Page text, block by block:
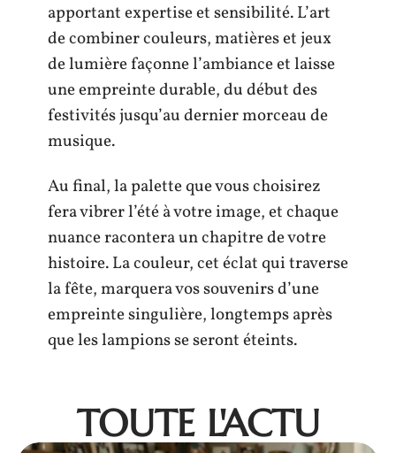
apportant expertise et sensibilité. L’art
de combiner couleurs, matières et jeux
de lumière façonne l’ambiance et laisse
une empreinte durable, du début des
festivités jusqu’au dernier morceau de
musique.
Au final, la palette que vous choisirez
fera vibrer l’été à votre image, et chaque
nuance racontera un chapitre de votre
histoire. La couleur, cet éclat qui traverse
la fête, marquera vos souvenirs d’une
empreinte singulière, longtemps après
que les lampions se seront éteints.
TOUTE L'ACTU